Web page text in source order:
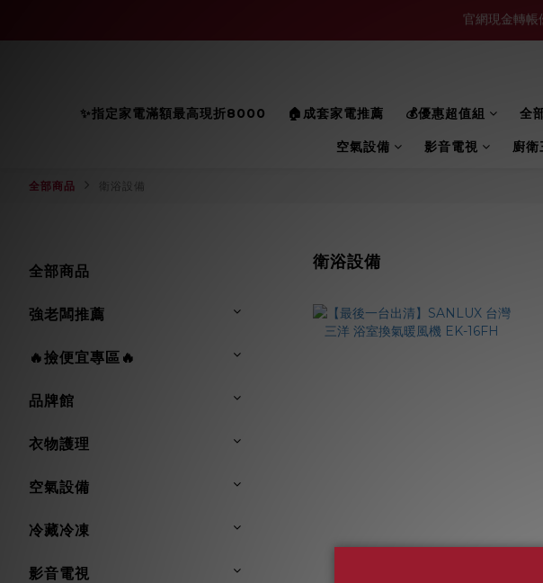
買多件家
買多件家
✨指定家電滿額最高現折8000 🏠成套家電推薦 💰優惠超值組 全
空氣設備 影音電視 廚衛
全部商品 衛浴設備
全部商品
強老闆推薦
🔥撿便宜專區🔥
品牌館
衣物護理
空氣設備
冷藏冷凍
影音電視
衛浴設備